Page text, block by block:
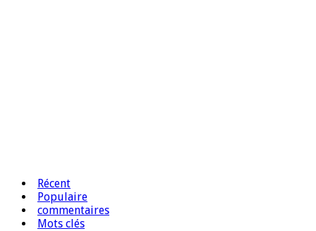
Récent
Populaire
commentaires
Mots clés